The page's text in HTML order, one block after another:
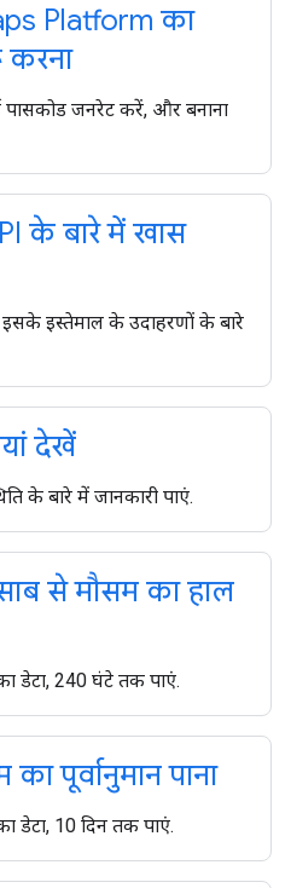
Platform का
पासकोड जनरेट करें, और बनाना
के बारे में खास
इस्तेमाल के उदाहरणों के बारे
देखें
के बारे में जानकारी पाएं.
से मौसम का हाल
डेटा, 240 घंटे तक पाएं.
पूर्वानुमान पाना
डेटा, 10 दिन तक पाएं.